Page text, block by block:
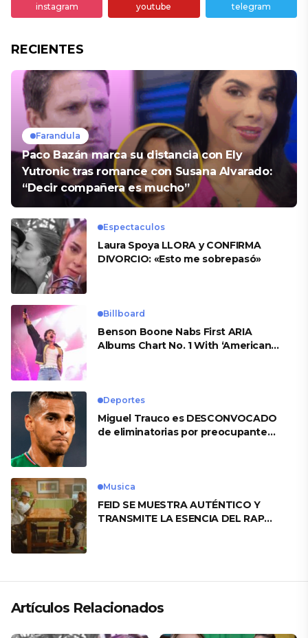
instagram youtube telegram
RECIENTES
Farandula
Paco Bazán marca su distancia con Ely
Yutronic tras romance con Susana Alvarado:
“Decir compañera es mucho”
Espectaculos
Laura Spoya LLORA y CONFIRMA
DIVORCIO: «Esto me sobrepasó»
Billboard
Benson Boone Nabs First ARIA
Albums Chart No. 1 With ‘American
Deportes
Miguel Trauco es DESCONVOCADO
de eliminatorias por preocupante
Musica
FEID SE MUESTRA AUTÉNTICO Y
TRANSMITE LA ESENCIA DEL RAP
Artículos Relacionados